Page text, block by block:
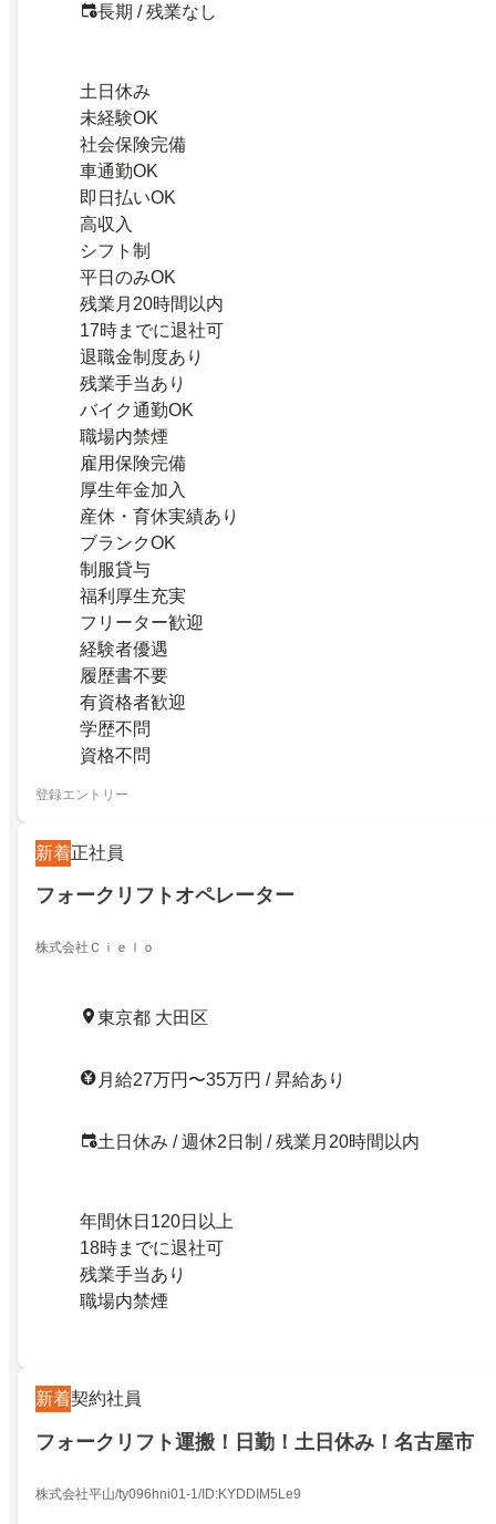
長期 / 残業なし
土日休み
未経験OK
社会保険完備
車通勤OK
即日払いOK
高収入
シフト制
平日のみOK
残業月20時間以内
17時までに退社可
退職金制度あり
残業手当あり
バイク通勤OK
職場内禁煙
雇用保険完備
厚生年金加入
産休・育休実績あり
ブランクOK
制服貸与
福利厚生充実
フリーター歓迎
経験者優遇
履歴書不要
有資格者歓迎
学歴不問
資格不問
登録エントリー
新着正社員
フォークリフトオペレーター
株式会社Ｃｉｅｌｏ
東京都 大田区
月給27万円〜35万円 / 昇給あり
土日休み / 週休2日制 / 残業月20時間以内
年間休日120日以上
18時までに退社可
残業手当あり
職場内禁煙
新着契約社員
フォークリフト運搬！日勤！土日休み！名古屋市
株式会社平山/ty096hni01-1/ID:KYDDIM5Le9